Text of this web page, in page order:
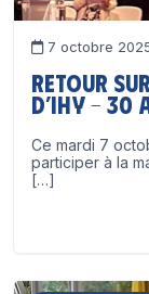
7 octobre
Retour
d’IHY –
Ce mardi 7
participer à la
[…]